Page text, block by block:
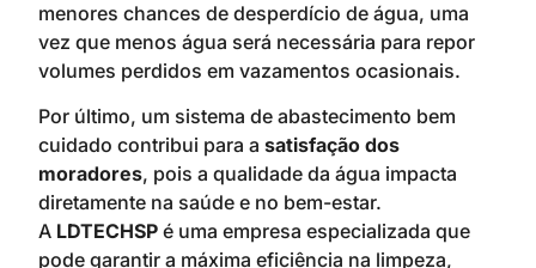
menores chances de desperdício de água, uma
vez que menos água será necessária para repor
volumes perdidos em vazamentos ocasionais.
Por último, um sistema de abastecimento bem
cuidado contribui para a satisfação dos
moradores, pois a qualidade da água impacta
diretamente na saúde e no bem-estar.
A LDTECHSP é uma empresa especializada que
pode garantir a máxima eficiência na limpeza,